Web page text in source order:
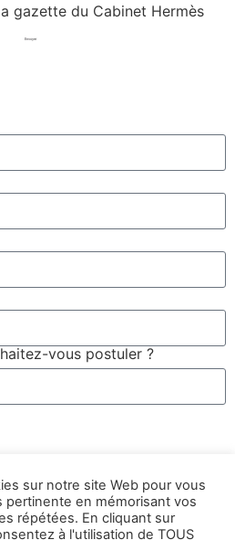
sur notre site Web pour vous
pertinente en mémorisant vos
répétées. En cliquant sur
à l'utilisation de TOUS
gazette du Cabinet Hermès
Envoyer
vous postuler ?
de la base de données